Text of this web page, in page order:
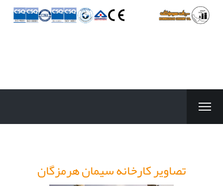
تصاویر کارخانه سیمان هرمزگان